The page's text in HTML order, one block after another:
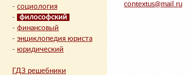
- социология
-
философский
- финансовый
- энциклопедия юриста
- юридический
ГДЗ решебники
contextus@mail.ru